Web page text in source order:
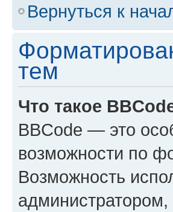
Вернуться к
тем
Что такое
BBCode — это
возможности по
Возможность